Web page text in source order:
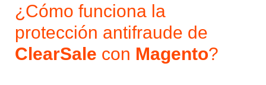
¿Cómo funciona la
protección antifraude de
ClearSale con Magento?